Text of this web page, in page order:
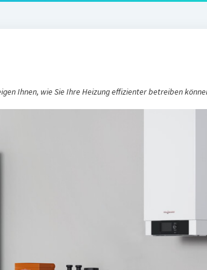
Ihnen, wie Sie Ihre Heizung effizienter betreiben